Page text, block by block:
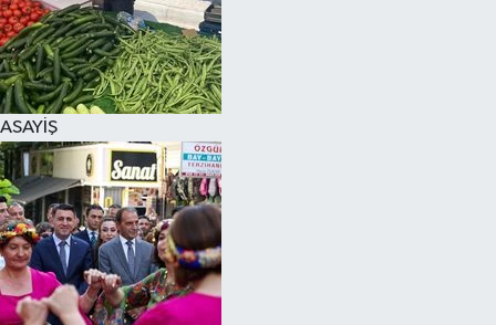
ASAYİŞ